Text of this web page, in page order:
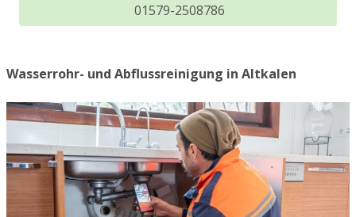
01579-2508786
Wasserrohr- und Abflussreinigung in Altkalen